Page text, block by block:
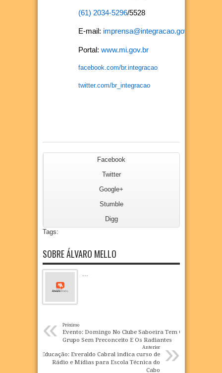
(61) 2034-5296/5528
E-mail: imprensa@integracao.gov.br
Portal: www.mi.gov.br
facebook.com/br.integracao
twitter.com/br_integracao
Facebook
Twitter
Google+
Stumble
Digg
Tags:
SOBRE ÁLVARO MELLO
« Próximo
Evento: Domingo No Clube Saboeira Tem O
Grupo Sem Preconceito E Os Radiantes»
Anterior
Educação: Everaldo Cabral indica curso de
Rádio e Mídias para Escola Técnica do
Cabo